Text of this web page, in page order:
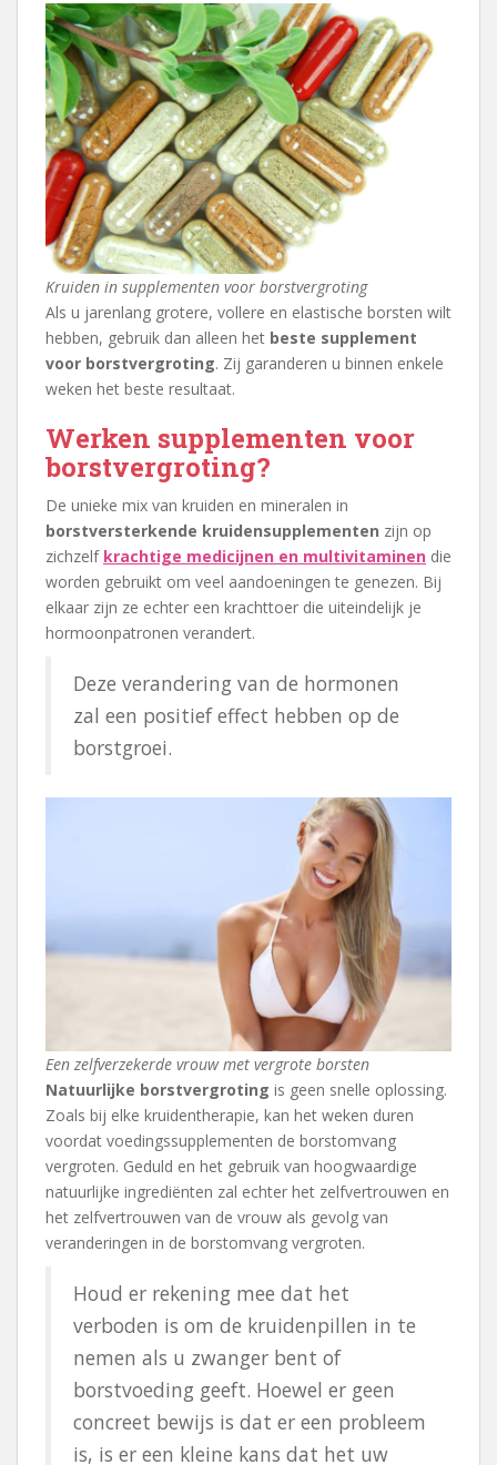
Kruiden in supplementen voor borstvergroting
Als u jarenlang grotere, vollere en elastische borsten wilt
hebben, gebruik dan alleen het beste supplement
voor borstvergroting. Zij garanderen u binnen enkele
weken het beste resultaat.
Werken supplementen voor
borstvergroting?
De unieke mix van kruiden en mineralen in
borstversterkende kruidensupplementen zijn op
zichzelf krachtige medicijnen en multivitaminen die
worden gebruikt om veel aandoeningen te genezen. Bij
elkaar zijn ze echter een krachttoer die uiteindelijk je
hormoonpatronen verandert.
Deze verandering van de hormonen
zal een positief effect hebben op de
borstgroei.
Een zelfverzekerde vrouw met vergrote borsten
Natuurlijke borstvergroting is geen snelle oplossing.
Zoals bij elke kruidentherapie, kan het weken duren
voordat voedingssupplementen de borstomvang
vergroten. Geduld en het gebruik van hoogwaardige
natuurlijke ingrediënten zal echter het zelfvertrouwen en
het zelfvertrouwen van de vrouw als gevolg van
veranderingen in de borstomvang vergroten.
Houd er rekening mee dat het
verboden is om de kruidenpillen in te
nemen als u zwanger bent of
borstvoeding geeft. Hoewel er geen
concreet bewijs is dat er een probleem
is, is er een kleine kans dat het uw